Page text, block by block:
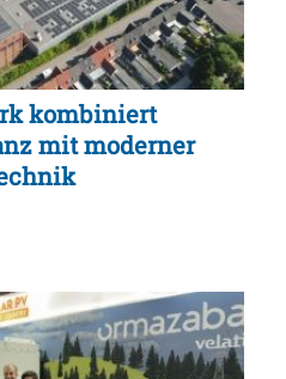
kombiniert
mit moderner